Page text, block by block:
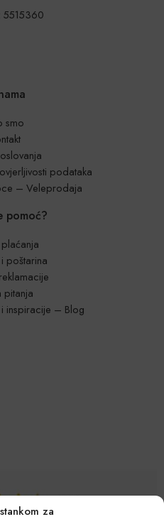
za
5515360
smo
podataka
– Veleprodaja
pomoć?
poštarina
pitanja
inspiracije – Blog